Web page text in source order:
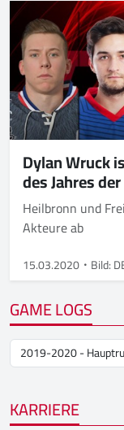
Dylan Wruck
des Jahres
Heilbronn und
Akteure ab
15.03.2020 Bild:
GAME LOGS
KARRIERE